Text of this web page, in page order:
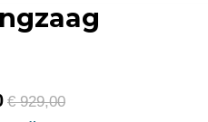
€ 929,00